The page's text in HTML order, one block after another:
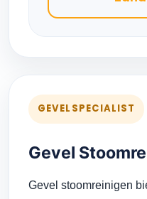
GEVELSPECIALIST
Gevel
Gevel stoomreinigen